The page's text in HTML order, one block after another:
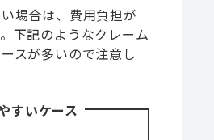
場合は、費用負担が
下記のようなクレーム
スが多いので注意し
すいケース